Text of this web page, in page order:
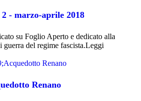
- marzo-aprile 2018
su Foglio Aperto e dedicato alla
guerra del regime fascista.Leggi
Renano